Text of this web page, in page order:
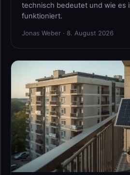
technisch bedeutet und wie es
funktioniert.
Jonas Weber · 8. August 2026